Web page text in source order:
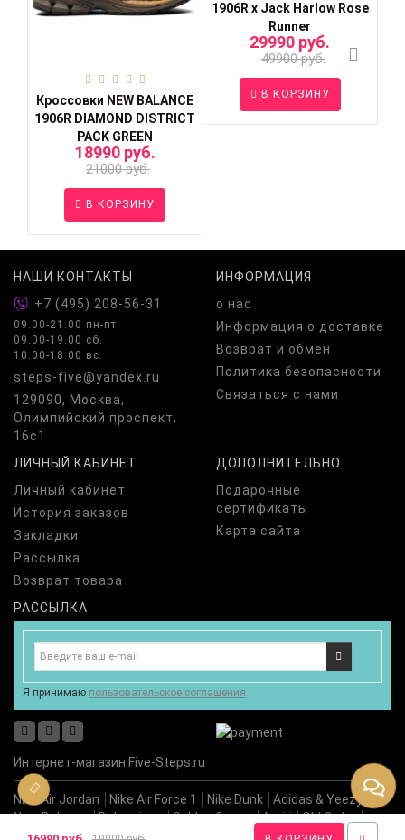
Кроссовки NEW BALANCE
1906R DIAMOND DISTRICT
PACK GREEN
18990 руб.
21000 руб.
В КОРЗИНУ
1906R x Jack Harlow Rose
Runner
29990 руб.
49900 руб.
В КОРЗИНУ
НАШИ КОНТАКТЫ
+7 (495) 208-56-31
09.00-21.00 пн-пт.
09.00-19.00 сб.
10.00-18.00 вс.
steps-five@yandex.ru
129090, Москва,
Олимпийский проспект,
16с1
ИНФОРМАЦИЯ
о нас
Информация о доставке
Возврат и обмен
Политика безопасности
Связаться с нами
ЛИЧНЫЙ КАБИНЕТ
Личный кабинет
История заказов
Закладки
Рассылка
Возврат товара
ДОПОЛНИТЕЛЬНО
Подарочные
сертификаты
Карта сайта
РАССЫЛКА
Я принимаю пользовательское соглашения
Интернет-магазин Five-Steps.ru
Nike Air Jordan Nike Air Force 1 Nike Dunk
Adidas & Yeezy
New Balance
Balenciaga Golden Goose Amiri
Old Order
Premiata
Новинки